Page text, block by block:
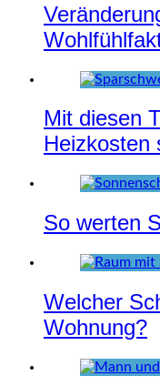
Mit diesen
Heizkosten
So werten
Welcher
Wohnung?